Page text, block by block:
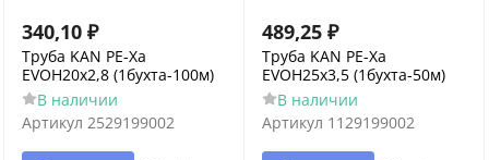
340,10 ₽
Труба KAN РЕ-Хa
EVOH20х2,8 (1бухта-100м)
В наличии
Артикул 2529199002
489,25 ₽
Труба KAN РЕ-Хa
EVOH25х3,5 (1бухта-50м)
В наличии
Артикул 1129199002